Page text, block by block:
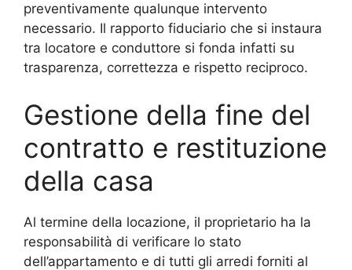
preventivamente qualunque intervento
necessario. Il rapporto fiduciario che si instaura
tra locatore e conduttore si fonda infatti su
trasparenza, correttezza e rispetto reciproco.
Gestione della fine del
contratto e restituzione
della casa
Al termine della locazione, il proprietario ha la
responsabilità di verificare lo stato
dell’appartamento e di tutti gli arredi forniti al